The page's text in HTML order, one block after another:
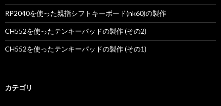
RP2040を使った親指シフトキーボード(nk60)の製作
CH552を使ったテンキーパッドの製作 (その2)
CH552を使ったテンキーパッドの製作 (その1)
カテゴリ